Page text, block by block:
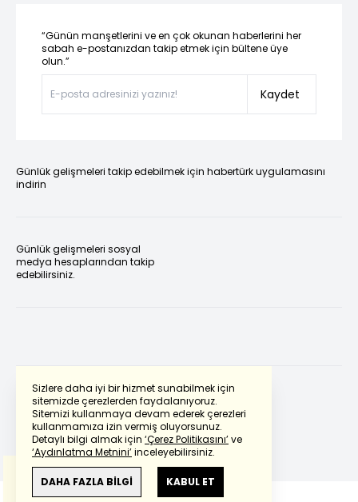
Sizlere daha iyi bir hizmet sunabilmek için
sitemizde çerezlerden faydalanıyoruz.
Sitemizi kullanmaya devam ederek çerezleri
kullanmamıza izin vermiş oluyorsunuz.
Detaylı bilgi almak için ‘Çerez Politikasını’ve
‘Aydınlatma Metnini’inceleyebilirsiniz.
DAHA FAZLA BİLGİ KABUL ET
“Günün manşetlerini ve en çok okunan haberlerini her
sabah e-postanızdan takip etmek için bültene üye
olun.”
Kaydet
Günlük gelişmeleri takip edebilmek için habertürk uygulamasını
indirin
Günlük gelişmeleri sosyal
medya hesaplarından takip
edebilirsiniz.
Powered by Translate
Bu çevirideGoogle Transletekullanılmıştır.
Anlam ve çeviri hatalarından
haberturk.com
sorumlu değildir.